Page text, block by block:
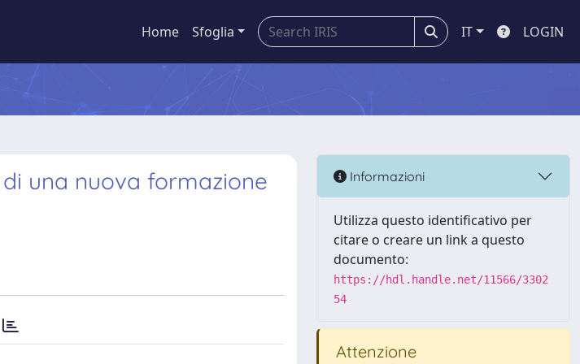
Home Sfoglia IT LOGIN
una nuova formazione
Informazioni
Utilizza questo identificativo per
citare o creare un link a questo
documento:
https://hdl.handle.net/11566/3302
54
Attenzione